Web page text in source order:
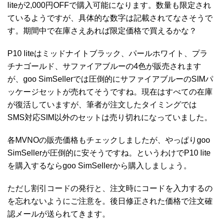
liteが2,000円OFFで購入可能になります。数量も限定され
ているようですが、具体的な数字は記載されてなさそうで
す。期間中で在庫さえあれば限定価格で買えるかな？
P10 liteはミッドナイトブラック、パールホワイト、プラ
チナゴールド、サファイアブルーの4色が販売されます
が、goo SimSellerでは圧倒的にサファイアブルーのSIMパ
ッケージセットが売れてそうですね。現在はすべての在庫
が復活していますが、筆者が注文したタイミングでは
SMS対応SIM以外のセットは売り切れになっていました。
各MVNOの販売価格もチェックしましたが、やっぱりgoo
SimSellerが圧倒的に安そうですね。というわけでP10 lite
を購入するならgoo SimSellerから購入しましょう。
ただし割引コードの発行と、注文時にコードを入力するの
を忘れないようにご注意を。後日修正された価格で注文確
認メールが送られてきます。